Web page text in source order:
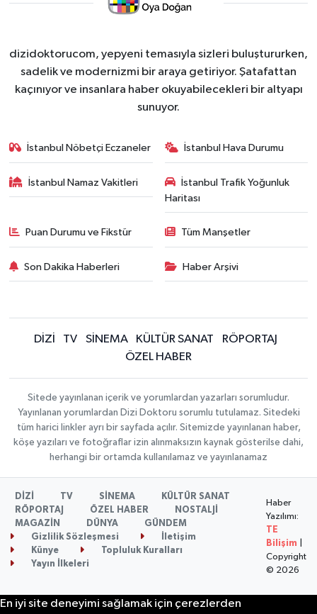
dizidoktorucom, yepyeni temasıyla sizleri buluştururken,
sadelik ve modernizmi bir araya getiriyor. Şatafattan
kaçınıyor ve insanlara haber okuyabilecekleri bir altyapı
sunuyor.
İstanbul Nöbetçi Eczaneler İstanbul Hava Durumu
İstanbul Namaz Vakitleri
İstanbul Trafik Yoğunluk
Haritası
Puan Durumu ve Fikstür Tüm Manşetler
Son Dakika Haberleri Haber Arşivi
DİZİ TV SİNEMA KÜLTÜR SANAT
RÖPORTAJ
ÖZEL HABER
Sitede yayınlanan içerik ve yorumlardan yazarları sorumludur.
Yayınlanan yorumlardan Dizi Doktoru sorumlu tutulamaz. Sitedeki
tüm harici linkler ayrı bir sayfada açılır. Sitemizde yayınlanan haber,
köşe yazıları ve fotoğraflar izin alınmaksızın kaynak gösterilse dahi,
herhangi bir ortamda kullanılamaz ve yayınlanamaz
DİZİ TV SİNEMA
KÜLTÜR SANAT
RÖPORTAJ
ÖZEL HABER
NOSTALJİ
MAGAZİN
DÜNYA
GÜNDEM
Gizlilik Sözleşmesi
İletişim
Künye
Topluluk Kuralları
Yayın İlkeleri
Haber
Yazılımı:
TE
Bilişim
Copyright
© 2026
En iyi site deneyimi sağlamak için çerezlerden